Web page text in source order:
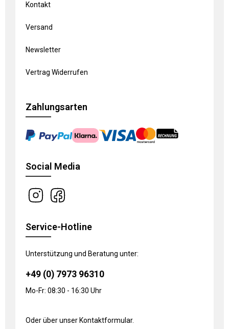
Kontakt
Versand
Newsletter
Vertrag Widerrufen
Zahlungsarten
Social Media
Service-Hotline
Unterstützung und Beratung unter:
+49 (0) 7973 96310
Mo-Fr: 08:30 - 16:30 Uhr
Oder über unser Kontaktformular.